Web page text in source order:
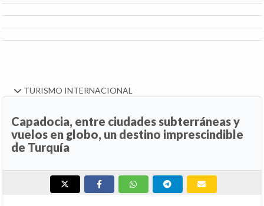
TURISMO INTERNACIONAL
Capadocia, entre ciudades subterráneas y
vuelos en globo, un destino imprescindible
de Turquía